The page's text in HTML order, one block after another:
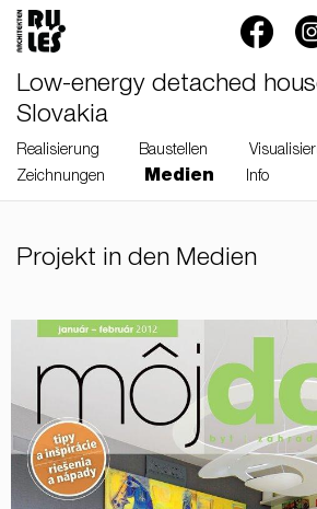
Low-energy detached
Slovakia
Realisierung Baustellen
Zeichnungen
Medien Info
Projekt in den Medien
37/B, 821 08 Bratislava,
© RULES, s.r.o.